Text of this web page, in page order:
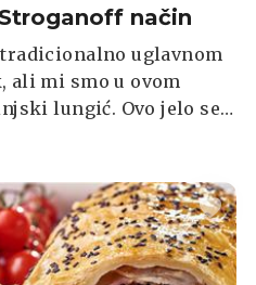
način
uglavnom
ali mi smo u ovom
lungić. Ovo jelo se